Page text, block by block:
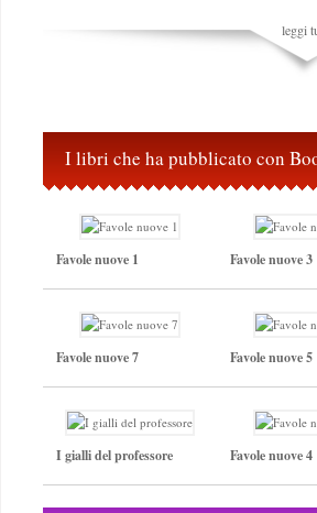
leggi
I libri che ha pubblicato con
Favole nuove 1 Favole nuove 3
Favole nuove 7 Favole nuove 5
I gialli del professore Favole nuove 4